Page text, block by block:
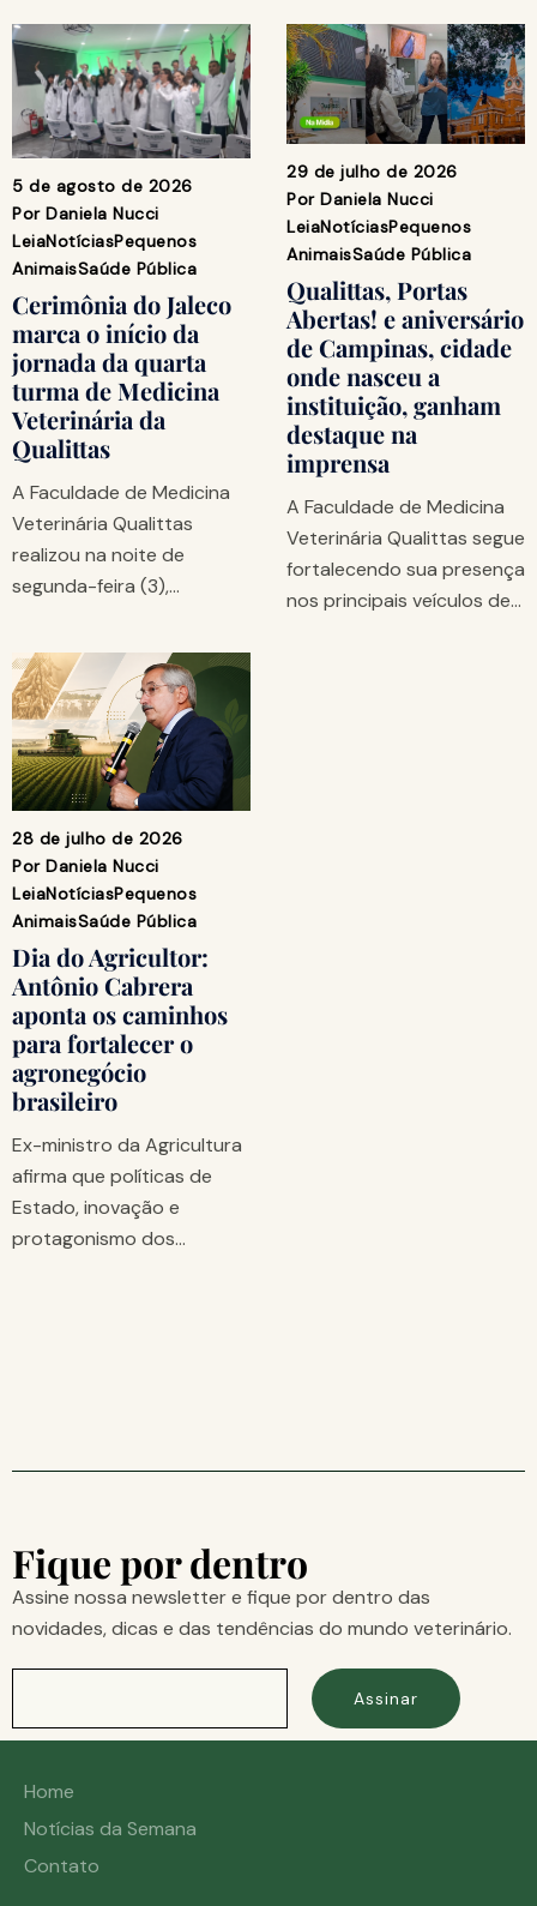
5 de agosto de 2026
Por Daniela Nucci
LeiaNotíciasPequenos
AnimaisSaúde Pública
Cerimônia do Jaleco
marca o início da
jornada da quarta
turma de Medicina
Veterinária da
Qualittas
A Faculdade de Medicina
Veterinária Qualittas
realizou na noite de
segunda-feira (3),…
29 de julho de 2026
Por Daniela Nucci
LeiaNotíciasPequenos
AnimaisSaúde Pública
Qualittas, Portas
Abertas! e aniversário
de Campinas, cidade
onde nasceu a
instituição, ganham
destaque na
imprensa
A Faculdade de Medicina
Veterinária Qualittas segue
fortalecendo sua presença
nos principais veículos de…
28 de julho de 2026
Por Daniela Nucci
LeiaNotíciasPequenos
AnimaisSaúde Pública
Dia do Agricultor:
Antônio Cabrera
aponta os caminhos
para fortalecer o
agronegócio
brasileiro
Ex-ministro da Agricultura
afirma que políticas de
Estado, inovação e
protagonismo dos…
Fique por dentro
Assine nossa newsletter e fique por dentro das
novidades, dicas e das tendências do mundo veterinário.
Assinar
Home
Notícias da Semana
Contato